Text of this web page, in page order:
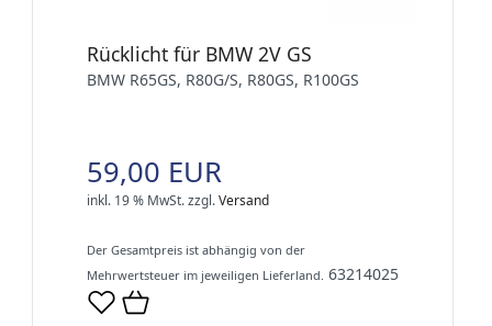
Rücklicht für BMW 2V GS
BMW R65GS, R80G/S, R80GS, R100GS
59,00 EUR
inkl. 19 % MwSt.zzgl.Versand
Der Gesamtpreis ist abhängig von der
Mehrwertsteuer im jeweiligen Lieferland. 63214025